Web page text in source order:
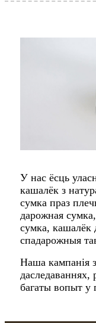
У нас ёсць
кашалёк з
сумка праз
дарожная
сумка, кашалёк
спадарожныя
Наша кампанія
даследаваннях,
багаты вопыт у